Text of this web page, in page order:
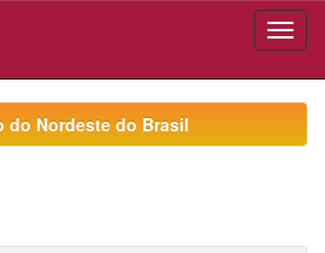
do Nordeste do Brasil